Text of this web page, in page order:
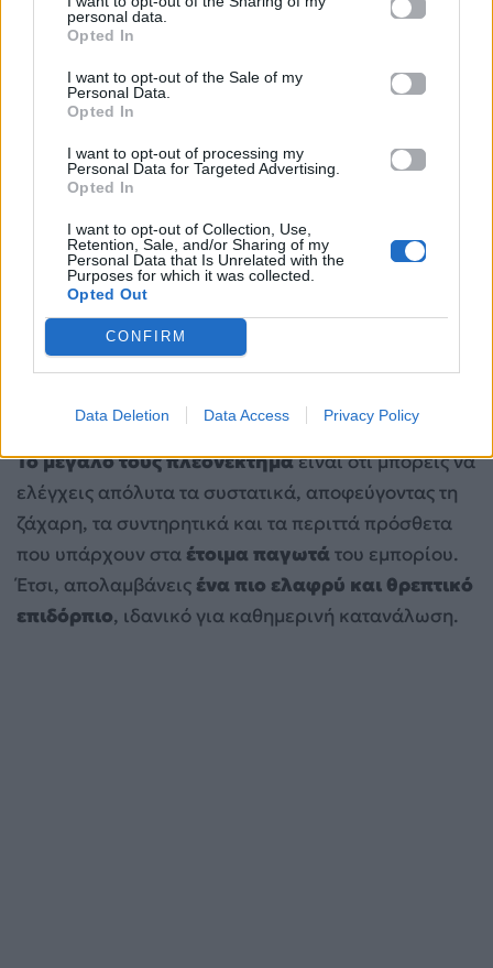
personal data.
Opted In
I want to opt-out of the Sale of my
Personal Data.
Opted In
I want to opt-out of processing my
Personal Data for Targeted Advertising.
Opted In
I want to opt-out of Collection, Use,
Retention, Sale, and/or Sharing of my
Personal Data that Is Unrelated with the
Purposes for which it was collected.
Opted Out
CONFIRM
Data Deletion Data Access Privacy Policy
Πηγή: Unsplash
σπιτικά παγωτάχωρίς ζάχαρη αποτελούν μια
από τις πιο εύκολες, γρήγορες και υγιεινές λύσεις
για να απολαμβάνεις ένα γλυκό χωρίς τύψεις μέσα
στο καλοκαίρι. Μεαπλά και φυσικά υλικά, όπως
φρούτα, γιαούρτι ή φυτικά γάλατα, μπορείς να
δημιουργήσεις απολαυστικές συνταγές που δεν
στερούνται καθόλου γεύσης.
Το μεγάλο τους πλεονέκτημαείναι ότι μπορείς να
ελέγχεις απόλυτα τα συστατικά, αποφεύγοντας τη
ζάχαρη, τα συντηρητικά και τα περιττά πρόσθετα
που υπάρχουν στα έτοιμα παγωτά του εμπορίου.
Έτσι, απολαμβάνεις ένα πιο ελαφρύ και θρεπτικό
επιδόρπιο, ιδανικό για καθημερινή κατανάλωση.